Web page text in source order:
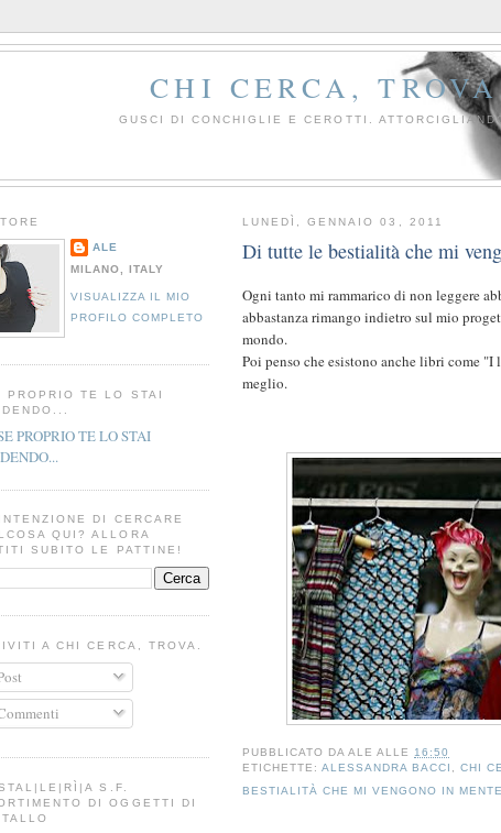
CHI CERCA,
GUSCI DI CONCHIGLIE E CEROTTI.
LUNEDÌ, GENNAIO 03, 2011
Di tutte le bestialità che mi
Ogni tanto mi rammarico di non leggere
abbastanza rimango indietro sul mio
mondo.
Poi penso che esistono anche libri come "I
meglio.
PUBBLICATO DAALE ALLE 16:50
ETICHETTE:ALESSANDRA BACCI ,CHI
BESTIALITÀ CHE MI VENGONO IN MENTE.
ALE
MILANO, ITALY
VISUALIZZA IL MIO
PROFILO COMPLETO
PROPRIO TE LO STAI
DI CERCARE
QUI? ALLORA
SUBITO LE PATTINE!
A CHI CERCA, TROVA.
S.F.
DI OGGETTI DI